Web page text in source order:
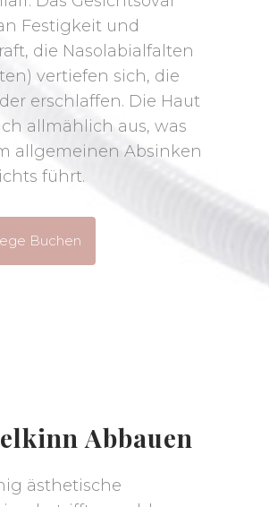
Festigkeit und
die Nasolabialfalten
vertiefen sich, die
erschlaffen. Die Haut
allmählich aus, was
allgemeinen Absinken
führt.
Buchen
Abbauen
ästhetische